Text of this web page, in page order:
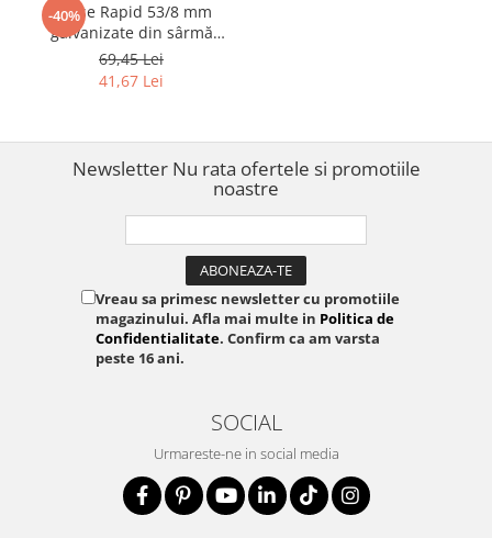
-40%
Capse Rapid 53/8 mm
galvanizate din sârmă
subțire pentru decorațiuni,
textile și plase insecte, 5000
bucăți 11857050
69,45 Lei
41,67 Lei
Newsletter Nu rata ofertele si promotiile
noastre
Vreau sa primesc newsletter cu promotiile
magazinului. Afla mai multe in Politica de
Confidentialitate. Confirm ca am varsta
peste 16 ani.
SOCIAL
Urmareste-ne in social media